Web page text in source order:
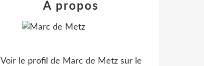
À propos
Voir le profil de Marc de Metzsur le